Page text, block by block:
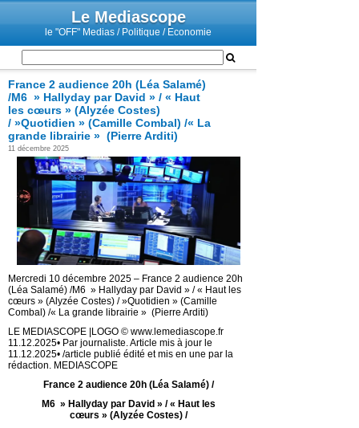
Le Mediascope
le "OFF" Medias / Politique / Economie
France 2 audience 20h (Léa Salamé)
/M6 » Hallyday par David » / « Haut
les cœurs » (Alyzée Costes)
/ »Quotidien » (Camille Combal) /« La
grande librairie » (Pierre Arditi)
11 décembre 2025
Mercredi 10 décembre 2025 – France 2 audience 20h
(Léa Salamé) /M6 » Hallyday par David » / « Haut les
cœurs » (Alyzée Costes) / »Quotidien » (Camille
Combal) /« La grande librairie » (Pierre Arditi)
LE MEDIASCOPE |LOGO © www.lemediascope.fr
11.12.2025• Par journaliste. Article mis à jour le
11.12.2025• /article publié édité et mis en une par la
rédaction. MEDIASCOPE
France 2 audience 20h (Léa Salamé) /
M6 » Hallyday par David » / « Haut les
cœurs » (Alyzée Costes) /